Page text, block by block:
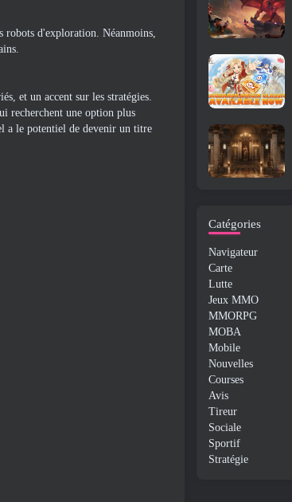
robots d'exploration. Néanmoins,
et un accent sur les stratégies.
recherchent une option plus
a le potentiel de devenir un titre
Catégories
Navigateur
Carte
Lutte
Jeux MMO
MMORPG
MOBA
Mobile
Nouvelles
Courses
Avis
Tireur
Sociale
Sportif
Stratégie